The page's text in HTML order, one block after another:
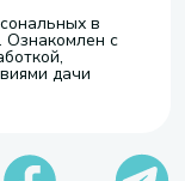
в
. Ознакомлен с
дачи